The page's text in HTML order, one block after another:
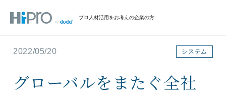
プロ人材活用をお考えの企業の方
2022/05/20 システム
グローバルをまたぐ全社